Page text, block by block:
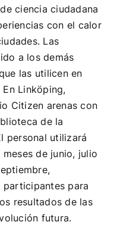
ciencia ciudadana
con el calor
Las
a los demás
las utilicen en
Linköping,
Citizen arenas con
de la
personal utilizará
de junio, julio
participantes para
resultados de las
futura.